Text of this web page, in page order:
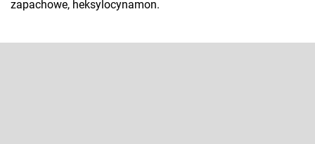
zapachowe, heksylocynamon.